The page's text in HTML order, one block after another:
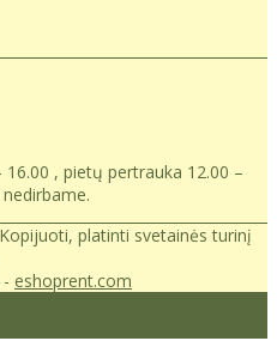
16.00 , pietų pertrauka 12.00 –
platinti svetainės turinį
- eshoprent.com